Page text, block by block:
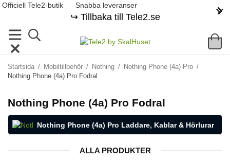
Officiell Tele2-butik Snabba leveranser
↪️ Tillbaka till Tele2.se
Startsida / Mobiltillbehör / Nothing / Nothing Phone (4a) Pro /
Nothing Phone (4a) Pro Fodral
Nothing Phone (4a) Pro Fodral
Nothing Phone (4a) Pro Laddare, Kablar & Hörlurar
ALLA PRODUKTER